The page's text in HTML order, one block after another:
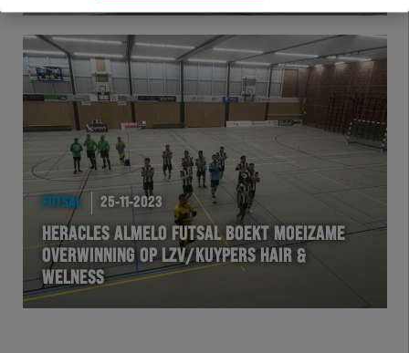
FUTSAL 25-11-2023
HERACLES ALMELO FUTSAL BOEKT MOEIZAME
OVERWINNING OP LZV/KUYPERS HAIR &
WELNESS